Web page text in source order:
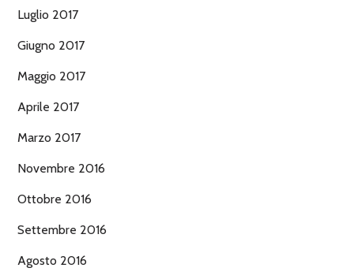
Luglio 2017
Giugno 2017
Maggio 2017
Aprile 2017
Marzo 2017
Novembre 2016
Ottobre 2016
Settembre 2016
Agosto 2016